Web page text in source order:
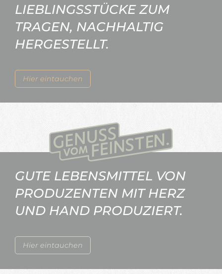
Hier eintauchen
LIEBLINGSSTÜCKE ZUM
TRAGEN, NACHHALTIG
HERGESTELLT.
Hier eintauchen
GUTE LEBENSMITTEL VON
PRODUZENTEN MIT HERZ
UND HAND PRODUZIERT.